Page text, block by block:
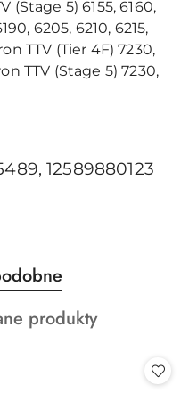
(Stage 5) 6155, 6160,
6205, 6210, 6215,
TTV (Tier 4F) 7230,
TTV (Stage 5) 7230,
12589880123
produkty